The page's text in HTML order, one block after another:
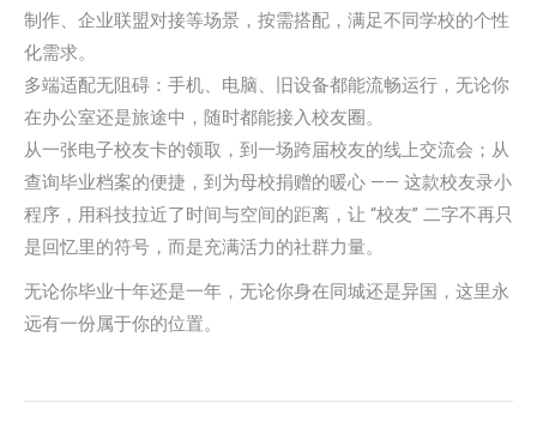
制作、企业联盟对接等场景，按需搭配，满足不同学校的个性
化需求。
多端适配无阻碍：手机、电脑、旧设备都能流畅运行，无论你
在办公室还是旅途中，随时都能接入校友圈。
从一张电子校友卡的领取，到一场跨届校友的线上交流会；从
查询毕业档案的便捷，到为母校捐赠的暖心 —— 这款校友录小
程序，用科技拉近了时间与空间的距离，让 “校友” 二字不再只
是回忆里的符号，而是充满活力的社群力量。
无论你毕业十年还是一年，无论你身在同城还是异国，这里永
远有一份属于你的位置。